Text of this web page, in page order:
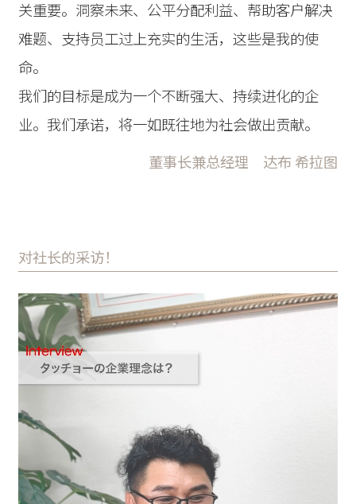
关重要。洞察未来、公平分配利益、帮助客户解决
难题、支持员工过上充实的生活，这些是我的使
命。
我们的目标是成为一个不断强大、持续进化的企
业。我们承诺，将一如既往地为社会做出贡献。
董事长兼总经理 达布 希拉图
对社长的采访！